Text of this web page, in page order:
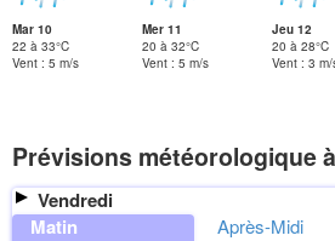
Mar 10
22 à 33°C
Vent : 5 m/s
Mer 11
20 à 32°C
Vent : 5 m/s
Jeu 12
20 à 28°C
Vent : 3 m/
Prévisions météorologique
Vendredi
Matin
Après-Midi